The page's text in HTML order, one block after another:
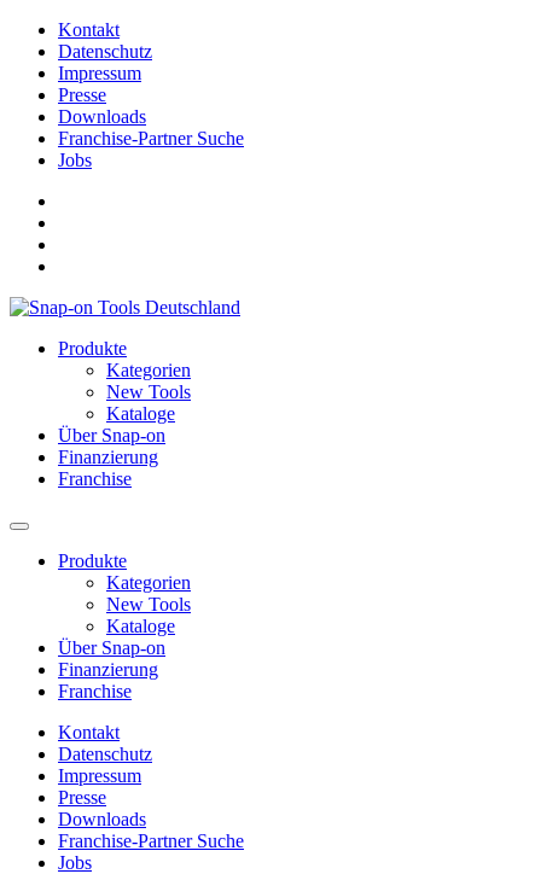
Kontakt
Datenschutz
Impressum
Presse
Downloads
Franchise-Partner Suche
Jobs
Produkte
Kategorien
New Tools
Kataloge
Über Snap-on
Finanzierung
Franchise
Produkte
Kategorien
New Tools
Kataloge
Über Snap-on
Finanzierung
Franchise
Kontakt
Datenschutz
Impressum
Presse
Downloads
Franchise-Partner Suche
Jobs